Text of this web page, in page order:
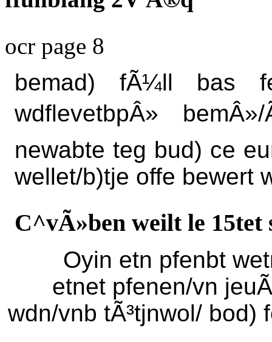
ocr page 8
bemad) fÃ¼ll bas
wdflevetbpÂ»
newabte teg bud) ce
wellet/b)tje offe bewert
C^vÃ»ben weilt le 15tet
Oyin etn pfenbt
etnet pfenen/vn
wdn/vnb tÃ³tjnwol/ bod)